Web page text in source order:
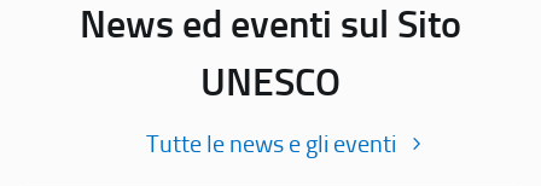
News ed eventi sul Sito
UNESCO
Tutte le news e gli eventi